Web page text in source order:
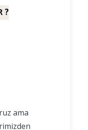
?
ama